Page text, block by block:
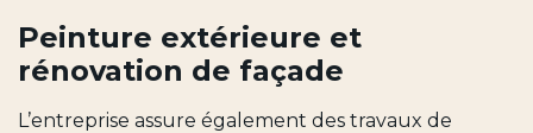
Peinture extérieure et
rénovation de façade
L’entreprise assure également des travaux de